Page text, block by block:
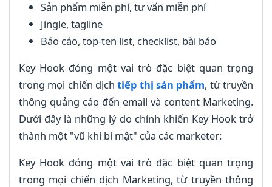
Sản phẩm miễn phí, tư vấn miễn phí
Jingle, tagline
Báo cáo, top-ten list, checklist, bài báo
Key Hook đóng một vai trò đặc biệt quan trọng
trong mọi chiến dịchtiếp thị sản phẩm, từ truyền
thông quảng cáo đến email và content Marketing.
Dưới đây là những lý do chính khiến Key Hook trở
thành một "vũ khí bí mật" của các marketer:
Key Hook đóng một vai trò đặc biệt quan trọng
trong mọi chiến dịch Marketing, từ truyền thông